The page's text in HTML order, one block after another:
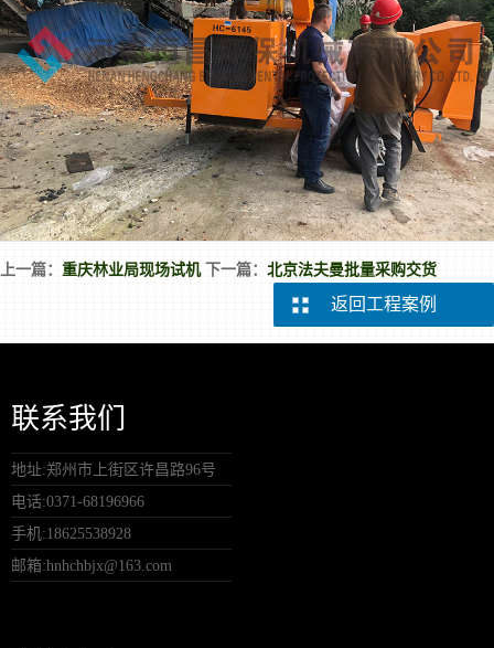
上一篇： 重庆林业局现场试机下一篇： 北京法夫曼批量采购交货
返回工程案例
联系我们
地址:郑州市上街区许昌路96号
电话:0371-68196966
手机:18625538928
邮箱:hnhchbjx@163.com